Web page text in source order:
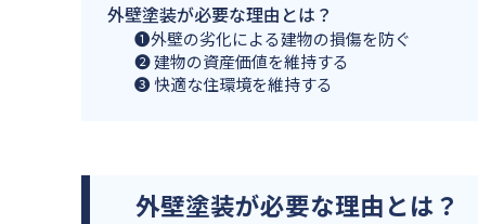
外壁塗装が必要な理由とは？
❶外壁の劣化による建物の損傷を防ぐ
❷ 建物の資産価値を維持する
❸ 快適な住環境を維持する
外壁塗装が必要な理由とは？